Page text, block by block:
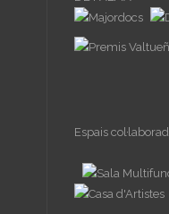
Espais